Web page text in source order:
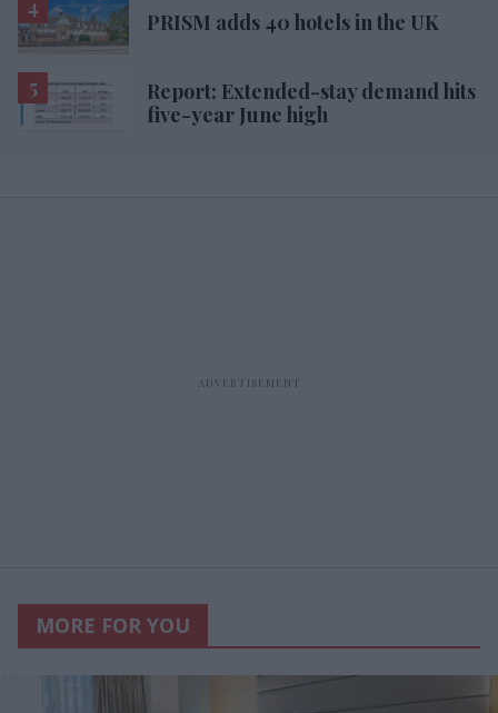
PRISM adds 40 hotels in the UK
Report: Extended-stay demand hits
five-year June high
MORE FOR YOU